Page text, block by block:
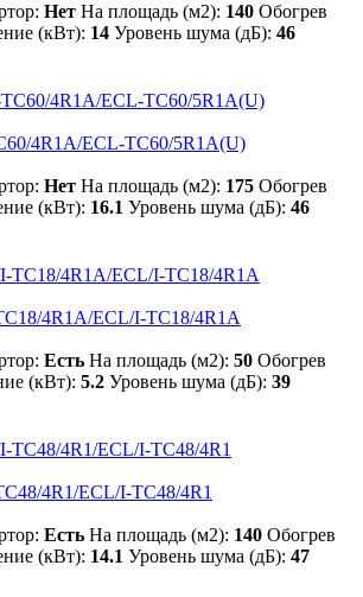
Нет На площадь (м2): 140 Обогрев
(кВт): 14 Уровень шума (дБ): 46
4R1A/ECL-TC60/5R1A(U)
Нет На площадь (м2): 175 Обогрев
(кВт): 16.1 Уровень шума (дБ): 46
4R1A/ECL/I-TC18/4R1A
Есть На площадь (м2): 50 Обогрев
(кВт): 5.2 Уровень шума (дБ): 39
4R1/ECL/I-TC48/4R1
Есть На площадь (м2): 140 Обогрев
(кВт): 14.1 Уровень шума (дБ): 47